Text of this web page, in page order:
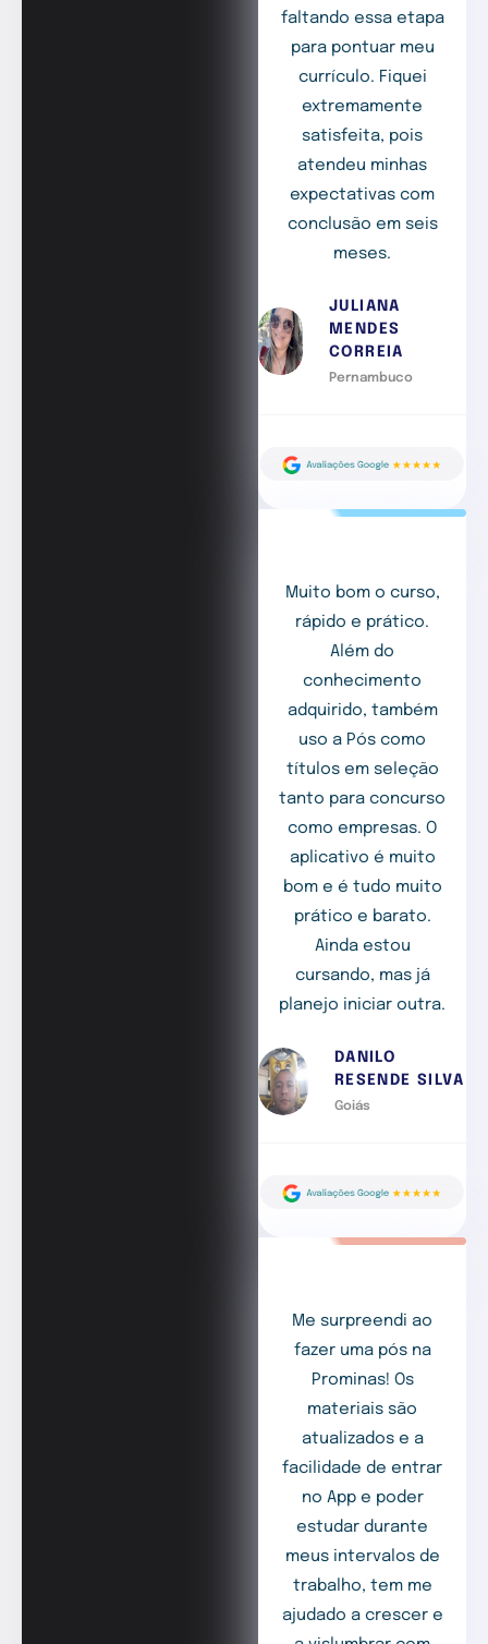
faltando essa etapa
para pontuar meu
currículo. Fiquei
extremamente
satisfeita, pois
atendeu minhas
expectativas com
conclusão em seis
meses.
JULIANA
MENDES
CORREIA
Pernambuco
Muito bom o curso,
rápido e prático.
Além do
conhecimento
adquirido, também
uso a Pós como
títulos em seleção
tanto para concurso
como empresas. O
aplicativo é muito
bom e é tudo muito
prático e barato.
Ainda estou
cursando, mas já
planejo iniciar outra.
DANILO
RESENDE SILVA
Goiás
Me surpreendi ao
fazer uma pós na
Prominas! Os
materiais são
atualizados e a
facilidade de entrar
no App e poder
estudar durante
meus intervalos de
trabalho, tem me
ajudado a crescer e